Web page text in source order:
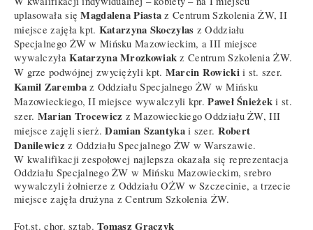
uplasowała sięMagdalena Piasta z Centrum Szkolenia ŻW, II
miejsce zajęła kpt. Katarzyna Skoczylas z Oddziału
Specjalnego ŻW w Mińsku Mazowieckim, a III miejsce
wywalczyłaKatarzyna Mrozkowiakz Centrum Szkolenia ŻW.
W grze podwójnej zwyciężyli kpt. Marcin Rowicki i st. szer.
Kamil Zarembaz Oddziału Specjalnego ŻW w Mińsku
Mazowieckiego, II miejsce wywalczyli kpr.Paweł Śnieżek i st.
szer. Marian Trocewicz z Mazowieckiego Oddziału ŻW, III
miejsce zajęli sierż.Damian Szantykai szer. Robert
Danilewicz z Oddziału Specjalnego ŻW w Warszawie.
W kwalifikacji zespołowej najlepsza okazała się reprezentacja
Oddziału Specjalnego ŻW w Mińsku Mazowieckim, srebro
wywalczyli żołnierze z Oddziału OŻW w Szczecinie, a trzecie
miejsce zajęła drużyna z Centrum Szkolenia ŻW.
Fot.st. chor. sztab.Tomasz Graczyk